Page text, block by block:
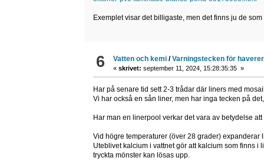
Exemplet visar det billigaste, men det finns ju de
6 Vatten och kemi /Varningstecken för
«skrivet: september 11, 2024, 15:28:35:35 »
Har på senare tid sett 2-3 trådar där liners med
Vi har också en sån liner, men har inga tecken på
Har man en linerpool verkar det vara av betydelse
Vid högre temperaturer (över 28 grader) expanderar
Uteblivet kalcium i vattnet gör att kalcium som finns
tryckta mönster kan lösas upp.